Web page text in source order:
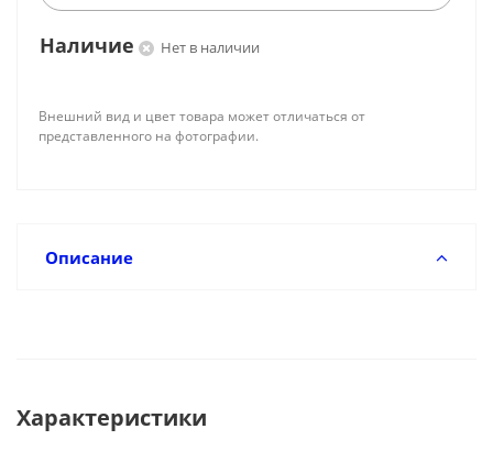
Наличие Нет в наличии
Внешний вид и цвет товара может отличаться от
представленного на фотографии.
Описание
Характеристики